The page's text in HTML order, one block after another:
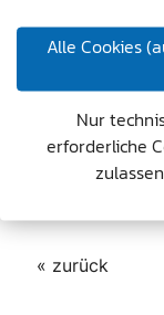
Branchen:
« zurück
Alle Cookies
Nur
erforderliche
zulassen